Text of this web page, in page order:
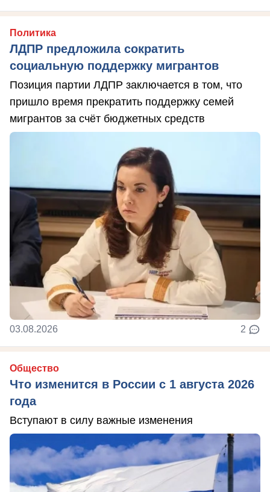
Политика
ЛДПР предложила сократить
социальную поддержку мигрантов
Позиция партии ЛДПР заключается в том, что
пришло время прекратить поддержку семей
мигрантов за счёт бюджетных средств
03.08.2026 2
Общество
Что изменится в России с 1 августа 2026
года
Вступают в силу важные изменения